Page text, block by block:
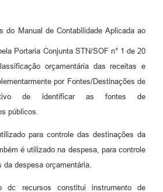
do Manual de Contabilidade Aplicada ao
Portaria Conjunta STN/SOF n° 1 de 20
orçamentária das receitas e
por Fontes/Destinações de
de identificar as fontes de
públicos.
para controle das destinações da
é utilizado na despesa, para controle
despesa orçamentária.
dc recursos constitui instrumento de